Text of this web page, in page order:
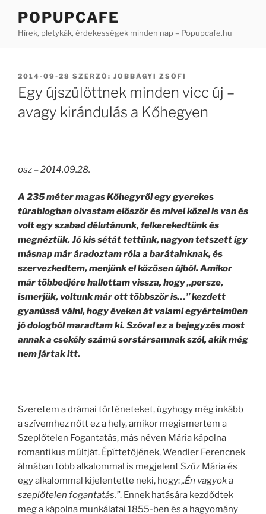
POPUPCAFE
Hírek, pletykák, érdekességek minden nap – Popupcafe.hu
BEKÜLDVE:
2014-09-28 SZERZŐ: JOBBÁGYI ZSÓFI
Egy újszülöttnek minden vicc új –
avagy kirándulás a Kőhegyen
osz – 2014.09.28.
A 235 méter magas Kőhegyről egy gyerekes
túrablogban olvastam először és mivel közel is van és
volt egy szabad délutánunk, felkerekedtünk és
megnéztük. Jó kis sétát tettünk, nagyon tetszett így
másnap már áradoztam róla a barátainknak, és
szervezkedtem, menjünk el közösen újból. Amikor
már többedjére hallottam vissza, hogy „persze,
ismerjük, voltunk már ott többször is…” kezdett
gyanússá válni, hogy éveken át valami egyértelműen
jó dologból maradtam ki. Szóval ez a bejegyzés most
annak a csekély számú sorstársamnak szól, akik még
nem jártak itt.
Szeretem a drámai történeteket, úgyhogy még inkább
a szívemhez nőtt ez a hely, amikor megismertem a
Szeplőtelen Fogantatás, más néven Mária kápolna
romantikus múltját. Építtetőjének, Wendler Ferencnek
álmában több alkalommal is megjelent Szűz Mária és
egy alkalommal kijelentette neki, hogy:„Én vagyok a
szeplőtelen fogantatás.”. Ennek hatására kezdődtek
meg a kápolna munkálatai 1855-ben és a hagyomány